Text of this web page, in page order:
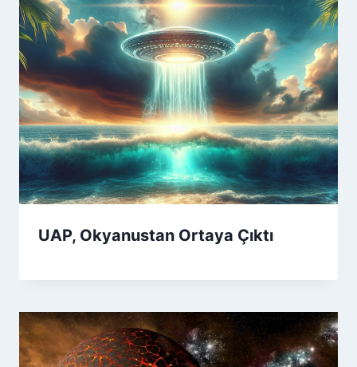
UAP, Okyanustan Ortaya Çıktı